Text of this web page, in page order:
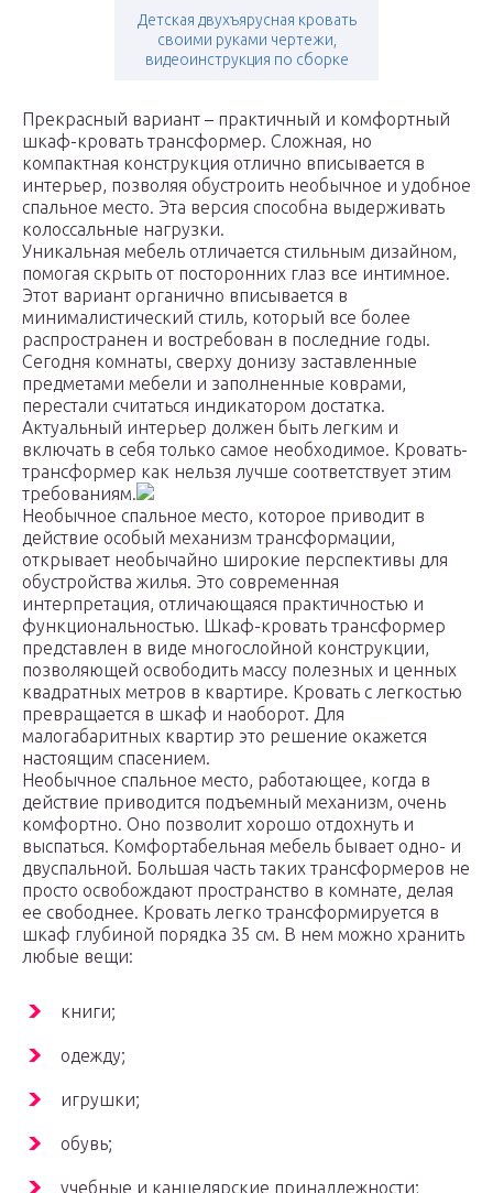
Детская двухъярусная кровать
своими руками чертежи,
видеоинструкция по сборке
Прекрасный вариант – практичный и комфортный
шкаф-кровать трансформер. Сложная, но
компактная конструкция отлично вписывается в
интерьер, позволяя обустроить необычное и удобное
спальное место. Эта версия способна выдерживать
колоссальные нагрузки.
Уникальная мебель отличается стильным дизайном,
помогая скрыть от посторонних глаз все интимное.
Этот вариант органично вписывается в
минималистический стиль, который все более
распространен и востребован в последние годы.
Сегодня комнаты, сверху донизу заставленные
предметами мебели и заполненные коврами,
перестали считаться индикатором достатка.
Актуальный интерьер должен быть легким и
включать в себя только самое необходимое. Кровать-
трансформер как нельзя лучше соответствует этим
требованиям.
Необычное спальное место, которое приводит в
действие особый механизм трансформации,
открывает необычайно широкие перспективы для
обустройства жилья. Это современная
интерпретация, отличающаяся практичностью и
функциональностью. Шкаф-кровать трансформер
представлен в виде многослойной конструкции,
позволяющей освободить массу полезных и ценных
квадратных метров в квартире. Кровать с легкостью
превращается в шкаф и наоборот. Для
малогабаритных квартир это решение окажется
настоящим спасением.
Необычное спальное место, работающее, когда в
действие приводится подъемный механизм, очень
комфортно. Оно позволит хорошо отдохнуть и
выспаться. Комфортабельная мебель бывает одно- и
двуспальной. Большая часть таких трансформеров не
просто освобождают пространство в комнате, делая
ее свободнее. Кровать легко трансформируется в
шкаф глубиной порядка 35 см. В нем можно хранить
любые вещи:
книги;
одежду;
игрушки;
обувь;
учебные и канцелярские принадлежности;